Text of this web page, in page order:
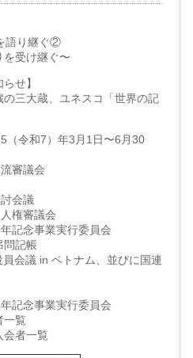
語り継ぐ②
を受け継ぐ〜
せ】
の三大蔵、ユネスコ「世界の記
（令和7）年3月1日〜6月30
審議会
会議
権審議会
記念事業実行委員会
問記帳
員会議 in ベトナム、並びに国連
記念事業実行委員会
一覧
会者一覧